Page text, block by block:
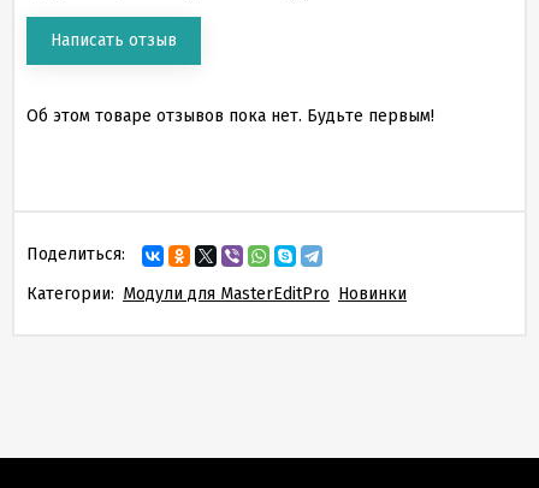
Написать отзыв
Об этом товаре отзывов пока нет. Будьте первым!
Поделиться:
Категории: Модули для MasterEditPro Новинки